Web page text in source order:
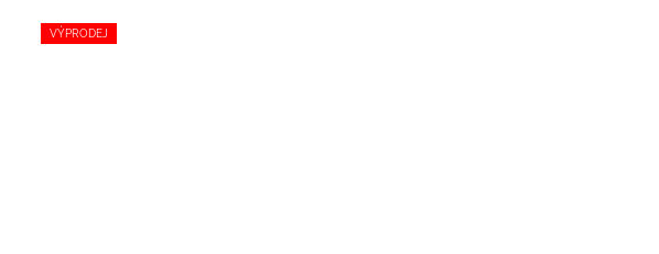
VÝPRODEJ